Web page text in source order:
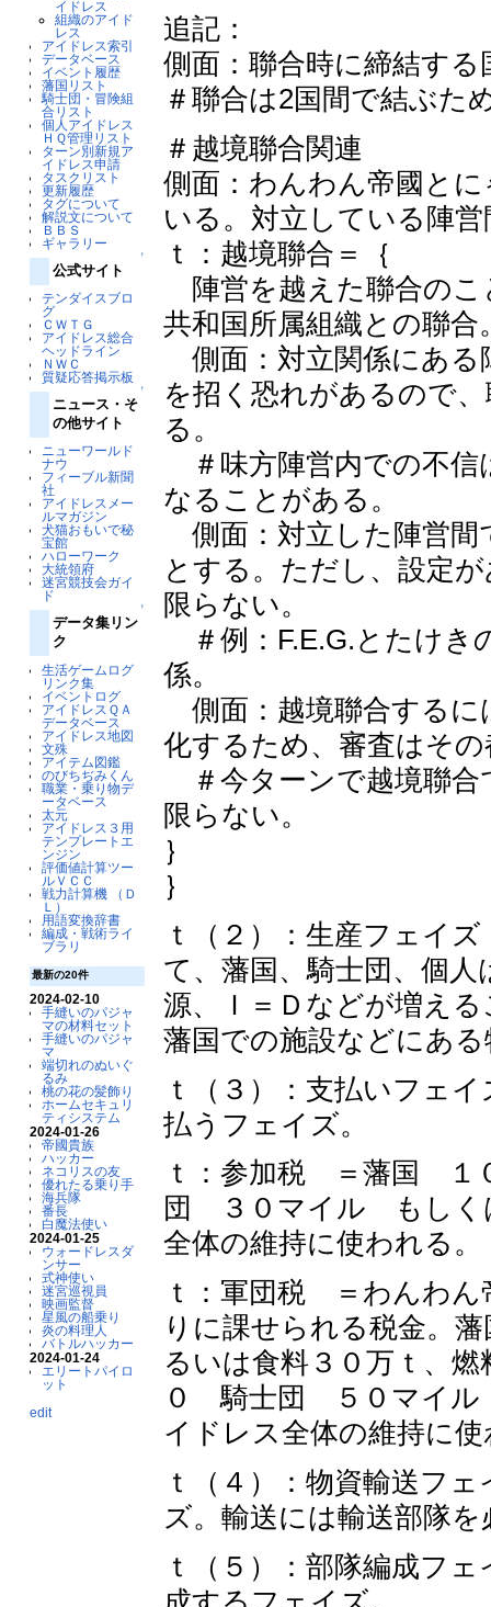
イドレス
組織のアイド
レス
アイドレス索引
データベース
イベント履歴
藩国リスト
騎士団・冒険組
合リスト
個人アイドレス
ＨＱ管理リスト
ターン別新規ア
イドレス申請
タスクリスト
更新履歴
タグについて
解説文について
ＢＢＳ
ギャラリー
↑
公式サイト
テンダイスブロ
グ
ＣＷＴＧ
アイドレス総合
ヘッドライン
ＮＷＣ
質疑応答掲示板
↑
ニュース・そ
の他サイト
ニューワールド
ナウ
フィーブル新聞
社
アイドレスメー
ルマガジン
犬猫おもいで秘
宝館
ハローワーク
大統領府
迷宮競技会ガイ
ド
↑
データ集リン
ク
生活ゲームログ
リンク集
イベントログ
アイドレスＱＡ
データベース
アイドレス地図
文殊
アイテム図鑑
のびちぢみくん
職業・乗り物デ
ータベース
太元
アイドレス３用
テンプレートエ
ンジン
評価値計算ツー
ルＶＣＣ
戦力計算機
（Ｄ
Ｌ）
用語変換辞書
編成・戦術ライ
ブラリ
最新の20件
2024-02-10
手縫いのパジャ
マの材料セット
手縫いのパジャ
マ
端切れのぬいぐ
るみ
桃の花の髪飾り
ホームセキュリ
ティシステム
2024-01-26
帝國貴族
ハッカー
ネコリスの友
優れたる乗り手
海兵隊
番長
白魔法使い
2024-01-25
ウォードレスダ
ンサー
式神使い
迷宮巡視員
映画監督
星風の船乗り
炎の料理人
バトルハッカー
2024-01-24
エリートパイロ
ット
edit
追記：
側面：聯合時に締結す
＃聯合は2国間で結ぶた
＃越境聯合関連
側面：わんわん帝國と
いる。対立している陣
ｔ：越境聯合＝｛
陣営を越えた聯合のこ
共和国所属組織との聯合
側面：対立関係にある
を招く恐れがあるので
る。
＃味方陣営内での不信
なることがある。
側面：対立した陣営間
とする。ただし、設定
限らない。
＃例：F.E.G.とたけき
係。
側面：越境聯合するに
化するため、審査はそ
＃今ターンで越境聯合
限らない。
｝
｝
ｔ（２）：生産フェイ
て、藩国、騎士団、個
源、Ｉ＝Ｄなどが増え
藩国での施設などにあ
ｔ（３）：支払いフェ
払うフェイズ。
ｔ：参加税 ＝藩国 １
団 ３０マイル もしく
全体の維持に使われる。
ｔ：軍団税 ＝わんわん
りに課せられる税金。
るいは食料３０万ｔ、
０ 騎士団 ５０マイル
イドレス全体の維持に
ｔ（４）：物資輸送フ
ズ。輸送には輸送部隊
ｔ（５）：部隊編成フ